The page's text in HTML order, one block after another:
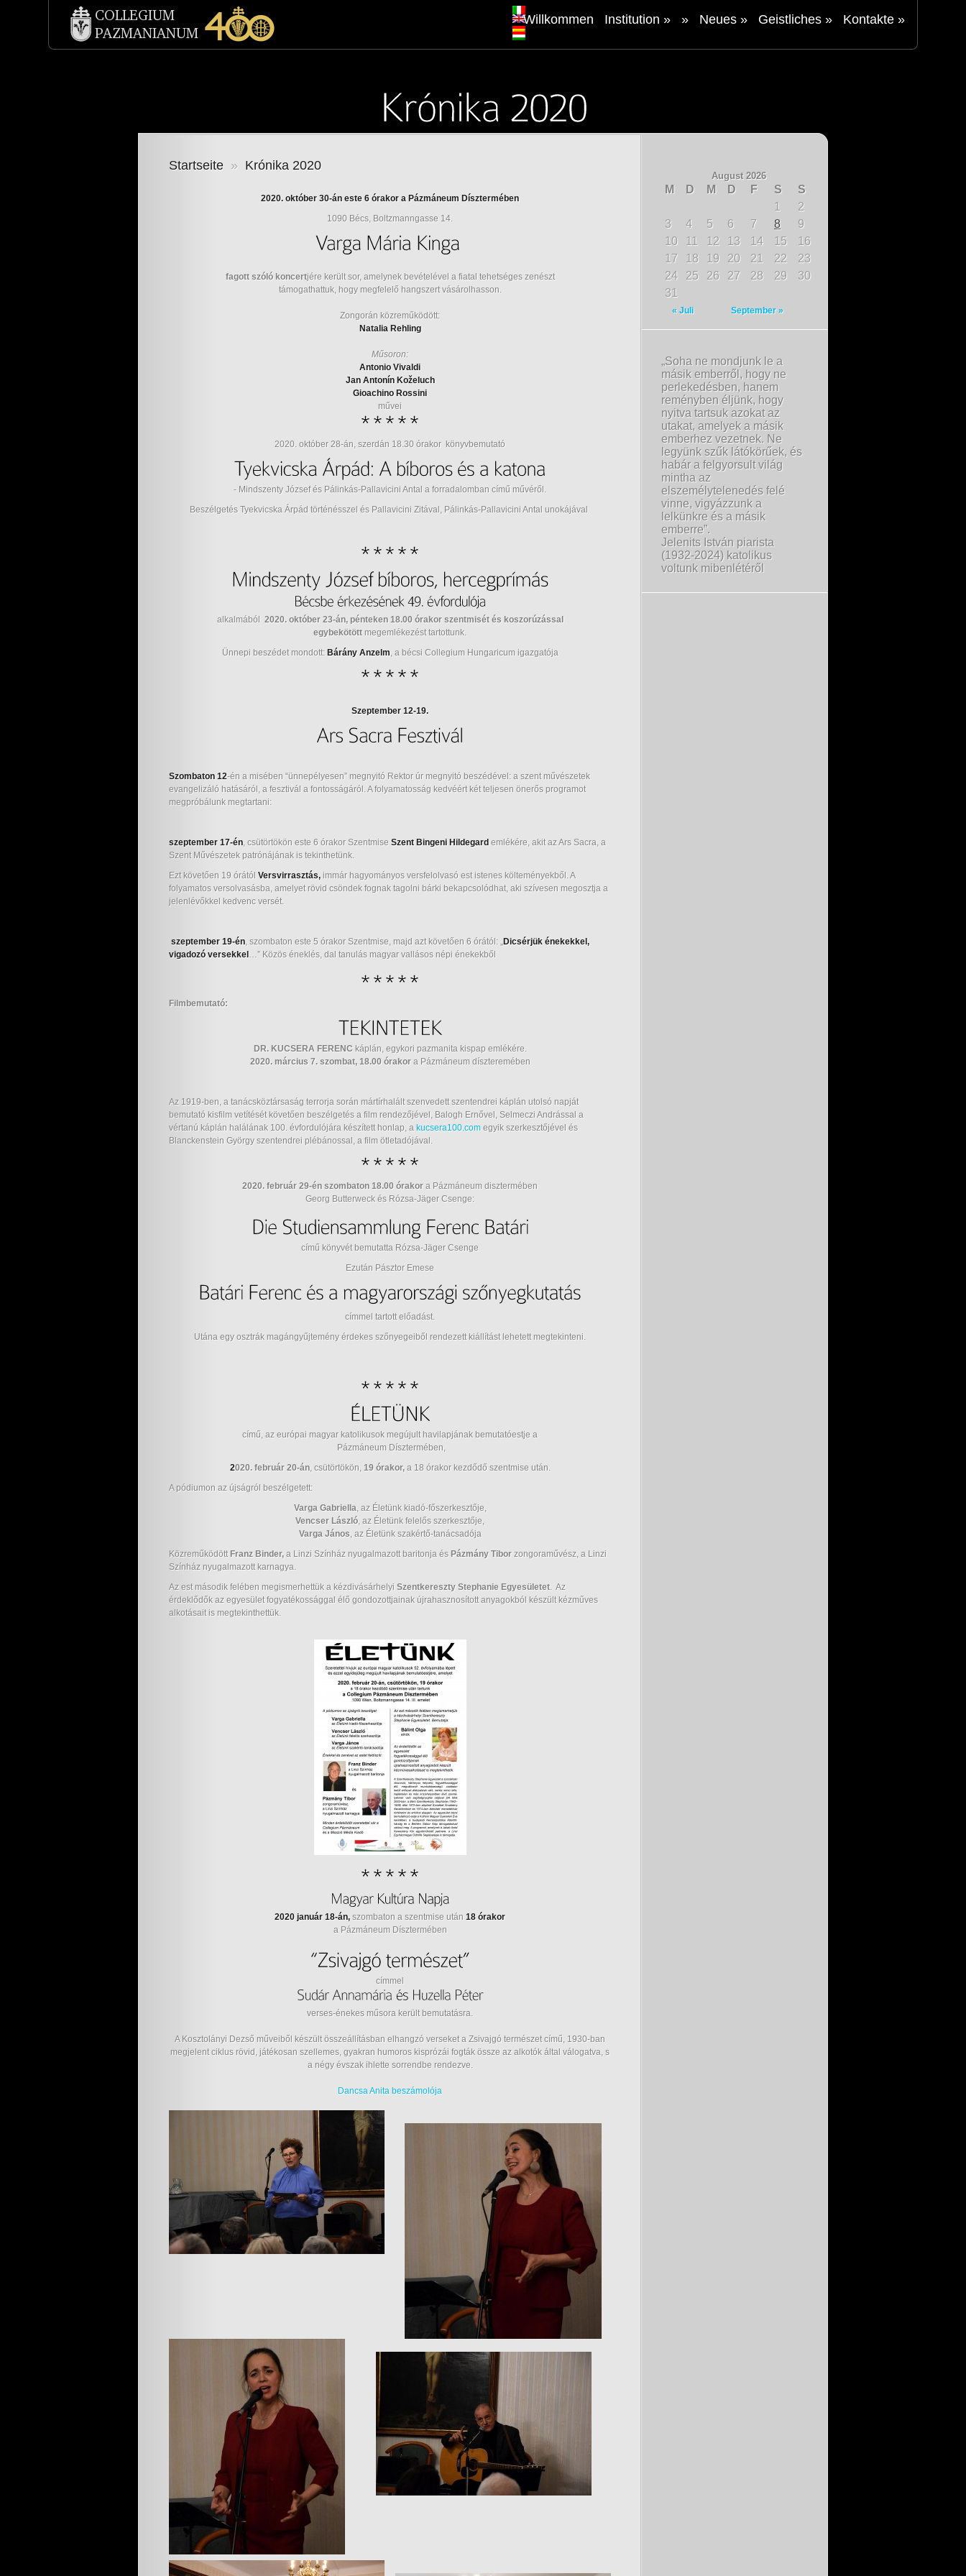
Willkommen Institution » » Neues» Geistliches» Kontakte»
Startseite » Krónika 2020
2020. október 30-án este 6 órakor a Pázmáneum Dísztermében
1090 Bécs, Boltzmanngasse 14.
fagott szóló koncertjére került sor, amelynek bevételével a fiatal tehetséges zenészt
támogathattuk, hogy megfelelő hangszert vásárolhasson.
Zongorán közreműködött:
Natalia Rehling
Műsoron:
Antonio Vivaldi
Jan Antonín Koželuch
Gioachino Rossini
művei
2020. október 28-án, szerdán 18.30 órakor könyvbemutató
- Mindszenty József és Pálinkás-Pallavicini Antal a forradalomban című művéről.
Beszélgetés Tyekvicska Árpád történésszel és Pallavicini Zitával, Pálinkás-Pallavicini Antal unokájával
alkalmából 2020. október 23-án, pénteken 18.00 órakor szentmisét és koszorúzással
egybekötött megemlékezést tartottunk.
Ünnepi beszédet mondott: Bárány Anzelm, a bécsi Collegium Hungaricum igazgatója
Szeptember 12-19.
Szombaton 12-én a misében “ünnepélyesen” megnyitó Rektor úr megnyitó beszédével: a szent művészetek
evangelizáló hatásáról, a fesztivál a fontosságáról. A folyamatosság kedvéért két teljesen önerős programot
megpróbálunk megtartani:
szeptember 17-én, csütörtökön este 6 órakor Szentmise Szent Bingeni Hildegard emlékére, akit az Ars Sacra, a
Szent Művészetek patrónájának is tekinthetünk.
Ezt követően 19 órától Versvirrasztás, immár hagyományos versfelolvasó est istenes költeményekből. A
folyamatos versolvasásba, amelyet rövid csöndek fognak tagolni bárki bekapcsolódhat, aki szívesen megosztja a
jelenlévőkkel kedvenc versét.
szeptember 19-én, szombaton este 5 órakor Szentmise, majd azt követően 6 órától: „Dicsérjük énekekkel,
vigadozó versekkel …” Közös éneklés, dal tanulás magyar vallásos népi énekekből
Filmbemutató:
DR. KUCSERA FERENCkáplán, egykori pazmanita kispap emlékére.
2020. március 7. szombat, 18.00 órakor a Pázmáneum díszteremében
Az 1919-ben, a tanácsköztársaság terrorja során mártírhalált szenvedett szentendrei káplán utolsó napját
bemutató kisfilm vetítését követően beszélgetés a film rendezőjével, Balogh Ernővel, Selmeczi Andrással a
vértanú káplán halálának 100. évfordulójára készített honlap, a kucsera100.com egyik szerkesztőjével és
Blanckenstein György szentendrei plébánossal, a film ötletadójával.
2020. február 29-én szombaton 18.00 órakor a Pázmáneum disztermében
Georg Butterweck és Rózsa-Jäger Csenge:
című könyvét bemutatta Rózsa-Jäger Csenge
Ezután Pásztor Emese
címmel tartott előadást.
Utána egy osztrák magángyűjtemény érdekes szőnyegeiből rendezett kiállítást lehetett megtekinteni.
című, az európai magyar katolikusok megújult havilapjának bemutatóestje a
Pázmáneum Dísztermében,
2020. február 20-án, csütörtökön, 19 órakor, a 18 órakor kezdődő szentmise után.
A pódiumon az újságról beszélgetett:
Varga Gabriella, az Életünk kiadó-főszerkesztője,
Vencser László, az Életünk felelős szerkesztője,
Varga János, az Életünk szakértő-tanácsadója
Közreműködött Franz Binder, a Linzi Színház nyugalmazott baritonja és Pázmány Tibor zongoraművész, a Linzi
Színház nyugalmazott karnagya.
Az est második felében megismerhettük a kézdivásárhelyi Szentkereszty Stephanie Egyesületet. Az
érdeklődők az egyesület fogyatékossággal élő gondozottjainak újrahasznosított anyagokból készült kézműves
alkotásait is megtekinthettük.
2020 január 18-án, szombaton a szentmise után 18 órakor
a Pázmáneum Dísztermében
címmel
verses-énekes műsora került bemutatásra.
A Kosztolányi Dezső műveiből készült összeállításban elhangzó verseket a Zsivajgó természet című, 1930-ban
megjelent ciklus rövid, játékosan szellemes, gyakran humoros kisprózái fogták össze az alkotók által válogatva, s
a négy évszak ihlette sorrendbe rendezve.
Dancsa Anita beszámolója
August 2026
M D M D F S S
« Juli September »
1
2
3
4 5 6 7 8
9
10
11 12 13 14 15
16
17
18 19 20 21 22
23
24
25 26 27 28 29
30
31
„Soha ne mondjunk le a
másik emberről, hogy ne
perlekedésben, hanem
reményben éljünk, hogy
nyitva tartsuk azokat az
utakat, amelyek a másik
emberhez vezetnek. Ne
legyünk szűk látókörűek, és
habár a felgyorsult világ
mintha az
elszemélytelenedés felé
vinne, vigyázzunk a
lelkünkre és a másik
emberre”.
Jelenits István piarista
(1932-2024) katolikus
voltunk mibenlétéről